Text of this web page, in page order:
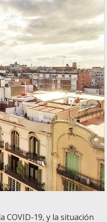
COVID-19, y la situación